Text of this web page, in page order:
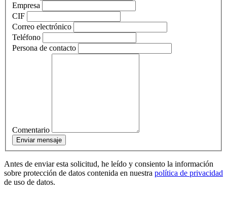
Empresa
CIF
Correo electrónico
Teléfono
Persona de contacto
Comentario
Antes de enviar esta solicitud, he leído y consiento la información
sobre protección de datos contenida en nuestra política de privacidad
de uso de datos.